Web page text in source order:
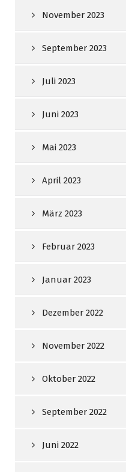
November 2023
September 2023
Juli 2023
Juni 2023
Mai 2023
April 2023
März 2023
Februar 2023
Januar 2023
Dezember 2022
November 2022
Oktober 2022
September 2022
Juni 2022